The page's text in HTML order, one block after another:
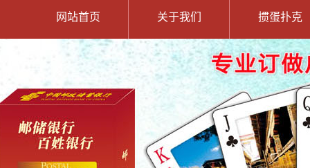
网站首页 关于我们 掼蛋扑克